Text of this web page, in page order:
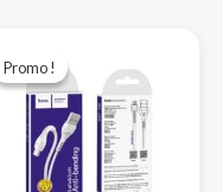
Promo !
Promo !
prix
initial
était :
actuel
est :